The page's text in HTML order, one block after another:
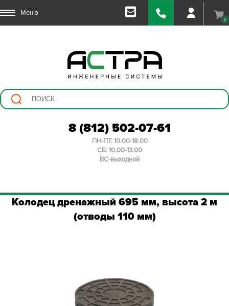
Меню
0
8 (812) 502-07-61
ПН-ПТ: 10.00-18.00
СБ: 10.00-13.00
ВС-выходной
Колодец дренажный 695 мм, высота 2 м
(отводы 110 мм)